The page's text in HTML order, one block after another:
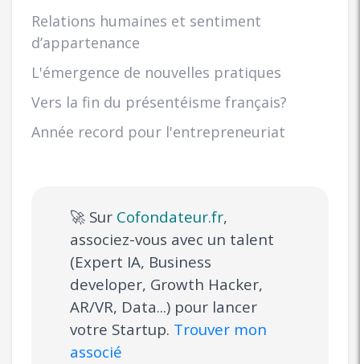
Relations humaines et sentiment
d’appartenance
L'émergence de nouvelles pratiques
Vers la fin du présentéisme français?
Année record pour l'entrepreneuriat
🚀 Sur Cofondateur.fr,
associez-vous avec un talent
(Expert IA, Business
developer, Growth Hacker,
AR/VR, Data...) pour lancer
votre Startup. Trouver mon
associé